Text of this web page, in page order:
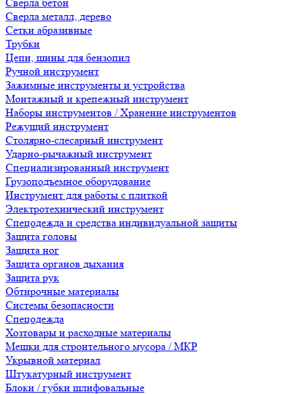
Сверла металл, дерево
Сетки абразивные
Трубки
Цепи, шины для бензопил
Ручной инструмент
Зажимные инструменты и устройства
Монтажный и крепежный инструмент
Наборы инструментов / Хранение инструментов
Режущий инструмент
Столярно-слесарный инструмент
Ударно-рычажный инструмент
Специализированный инструмент
Грузоподъемное оборудование
Инструмент для работы с плиткой
Электротехнический инструмент
Спецодежда и средства индивидуальной защиты
Защита головы
Защита ног
Защита органов дыхания
Защита рук
Обтирочные материалы
Системы безопасности
Спецодежда
Хозтовары и расходные материалы
Мешки для строительного мусора / МКР
Укрывной материал
Штукатурный инструмент
Блоки / губки шлифовальные